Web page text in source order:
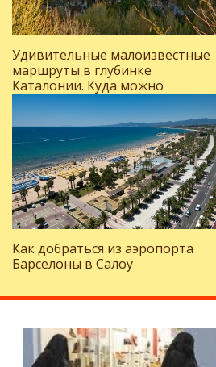
Удивительные малоизвестные
маршруты в глубинке
Каталонии. Куда можно
поехать, отдыхая на Коста-
Браве?
Как добраться из аэропорта
Барселоны в Салоу